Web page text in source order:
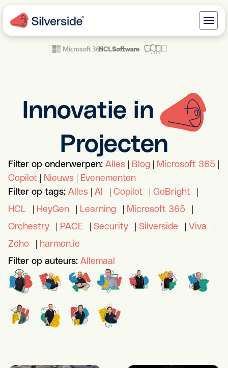
Innovatie in
Projecten
Filter op onderwerpen: Alles Blog Microsoft 365
Copilot
Nieuws
Evenementen
Filter op tags: Alles AI Copilot GoBright
HCL
HeyGen Learning Microsoft 365
Orchestry
PACE Security Silverside Viva
Zoho
harmon.ie
Filter op auteurs: Allemaal